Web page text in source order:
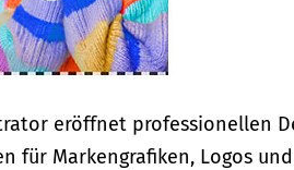
eröffnet professionellen
für Markengrafiken, Logos